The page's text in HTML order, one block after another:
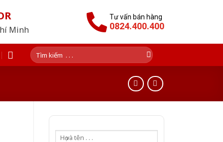
Minh
Tư vấn bán hàng
0824.400.400
Tìm
kiếm: